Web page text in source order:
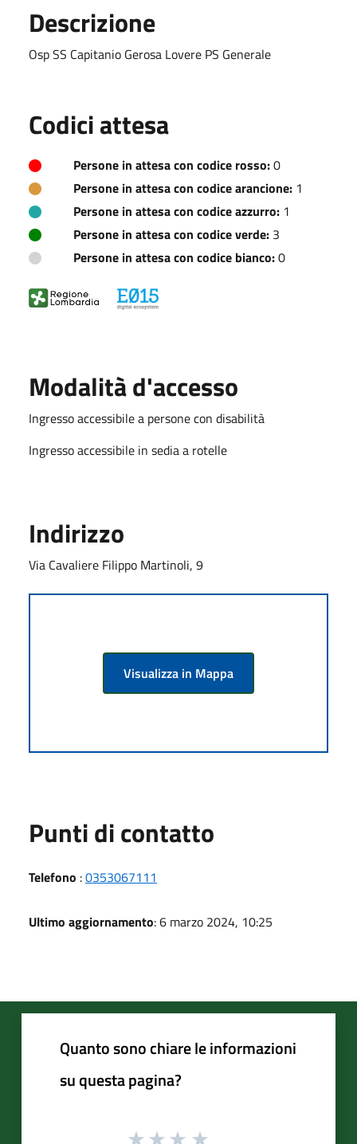
Descrizione
Osp SS Capitanio Gerosa Lovere PS Generale
Codici attesa
Persone in attesa con codice rosso:0
Persone in attesa con codice arancione: 1
Persone in attesa con codice azzurro: 1
Persone in attesa con codice verde: 3
Persone in attesa con codice bianco:0
Modalità d'accesso
Ingresso accessibile a persone con disabilità
Ingresso accessibile in sedia a rotelle
Indirizzo
Via Cavaliere Filippo Martinoli, 9
Visualizza in Mappa
Punti di contatto
Telefono :0353067111
Ultimo aggiornamento: 6 marzo 2024, 10:25
Quanto sono chiare le informazioni
su questa pagina?